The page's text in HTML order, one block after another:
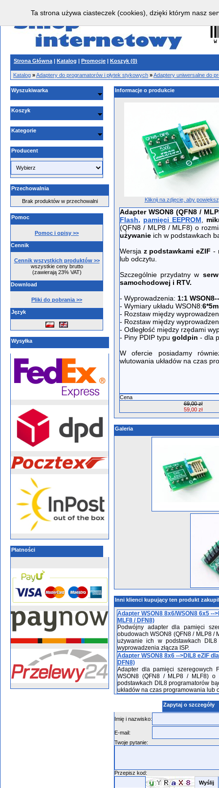
Strona Główna | Katalog | Promocje | Koszyk (0)
Katalog »Adaptery do programatorów i płytek stykowych »Adaptery uniwersalne do
Wyszukiwarka
Koszyk
Kategorie
Producent
Przechowalnia
Brak produktów w przechowalni
Pomoc
Pomoc i opisy >>
Cennik
Cennik wszystkich produktów >>
wszystkie ceny brutto
(zawierają 23% VAT)
Download
Pliki do pobrania >>
Język
Wysyłka
Płatności
Informacje o produkcie
Kliknij na zdjęcie, aby
Adapter WSON8 (QFN8 /
Flash, pamięci EEPROM
(QFN8 / MLP8 / MLF8) o
używanie ich w podstawkach
Wersja z podstawkami eZIF -
lub odczytu.
Szczególnie przydatny w
samochodowej i RTV.
- Wyprowadzenia: 1:1 WSON8
- Wymiary układu WSON8:
- Rozstaw między
- Rozstaw między
- Odległość między rzędami
- Piny PDIP typu goldpin - dla
W ofercie posiadamy
wlutowania układów na czas
Cena
69,00 zł
59,00 zł
Galeria
Inni klienci kupujący ten produkt
Adapter WSON8 8x6/WSON8 6x5 --
MLF8 / DFN8)
Podwójny adapter dla pamięci
obudowach WSON8 (QFN8 / MLP8 /
używanie ich w podstawkach
wyprowadzenia złącza ISP.
Adapter WSON8 8x6 -->DIL8 eZIF
DFN8)
Adapter dla pamięci szeregowych
WSON8 (QFN8 / MLP8 / MLF8) o
podstawkach DIL8 programatorów
układów na czas programowania lub
Zapytaj o szczegóły
Imię i nazwisko:
E-mail:
Twoje pytanie:
Przepisz kod:
Ta strona używa ciasteczek (cookies), dzięki którym nasz